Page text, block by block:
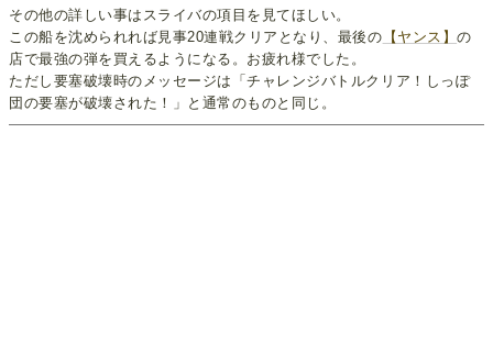
その他の詳しい事はスライバの項目を見てほしい。
この船を沈められれば見事20連戦クリアとなり、最後の 【ヤンス】の
店で最強の弾を買えるようになる。お疲れ様でした。
ただし要塞破壊時のメッセージは「チャレンジバトルクリア！しっぽ
団の要塞が破壊された！」と通常のものと同じ。